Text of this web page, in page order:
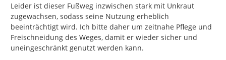
Leider ist dieser Fußweg inzwischen stark mit Unkraut
zugewachsen, sodass seine Nutzung erheblich
beeinträchtigt wird. Ich bitte daher um zeitnahe Pflege und
Freischneidung des Weges, damit er wieder sicher und
uneingeschränkt genutzt werden kann.